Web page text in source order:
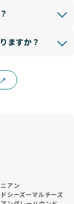
ますか？
アン
シーズーマルチーズ